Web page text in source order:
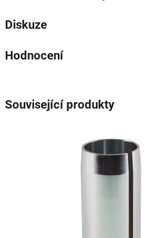
Diskuze
Hodnocení
Související produkty